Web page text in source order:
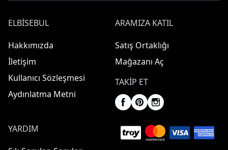
ELBISEBUL
Hakkımızda
İletişim
Kullanıcı Sözleşmesi
Aydınlatma Metni
ARAMIZA KATIL
Satış Ortaklığı
Mağazanı Aç
TAKIP ET
YARDIM